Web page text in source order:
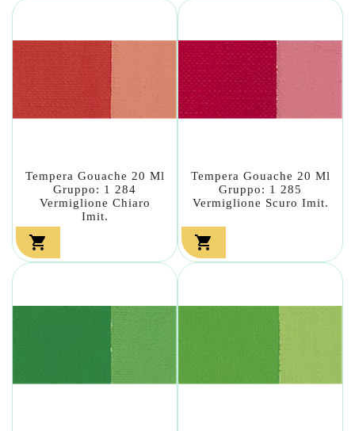
Tempera Gouache 20 Ml
Gruppo: 1 284
Vermiglione Chiaro
Imit.

Tempera Gouache 20 Ml
Gruppo: 1 285
Vermiglione Scuro Imit.
